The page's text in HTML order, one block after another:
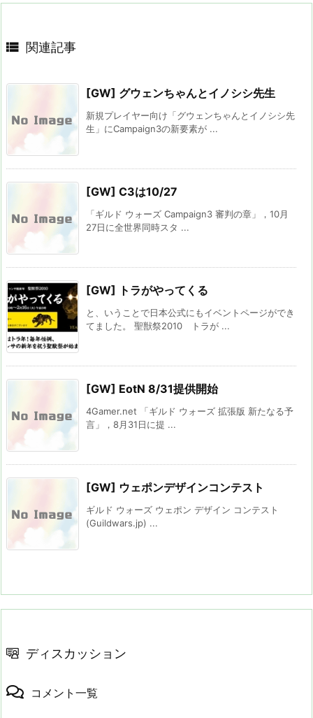
 関連記事
[GW] グウェンちゃんとイノシシ先生
新規プレイヤー向け「グウェンちゃんとイノシシ先
生」にCampaign3の新要素が ...
[GW] C3は10/27
「ギルド ウォーズ Campaign3 審判の章」，10月
27日に全世界同時スタ ...
[GW] トラがやってくる
と、いうことで日本公式にもイベントページができ
てました。 聖獣祭2010 トラが ...
[GW] EotN 8/31提供開始
4Gamer.net 「ギルド ウォーズ 拡張版 新たなる予
言」，8月31日に提 ...
[GW] ウェポンデザインコンテスト
ギルド ウォーズ ウェポン デザイン コンテスト
(Guildwars.jp) ...
ディスカッション
コメント一覧